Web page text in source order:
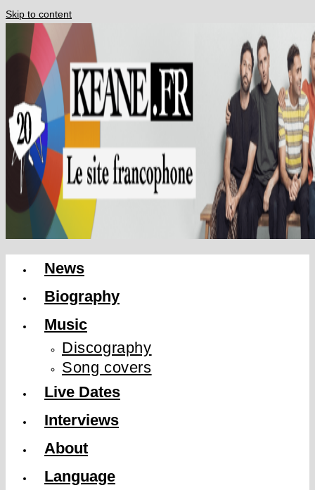
Skip to content
News
Biography
Music
Discography
Song covers
Live Dates
Interviews
About
Language